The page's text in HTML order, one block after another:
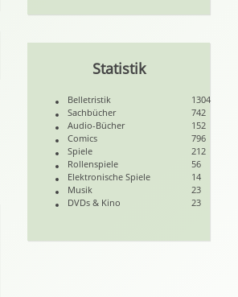
Statistik
Belletristik
1304
Sachbücher
742
Audio-Bücher
152
Comics
796
Spiele
212
Rollenspiele
56
Elektronische Spiele
14
Musik
23
DVDs & Kino
23